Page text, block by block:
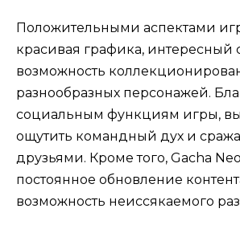
Положительными аспектами
красивая графика, интересный
возможность
разнообразных персонажей.
социальным функциям игры,
ощутить командный дух и
друзьями. Кроме того, Gacha
постоянное обновление
возможность неиссякаемого